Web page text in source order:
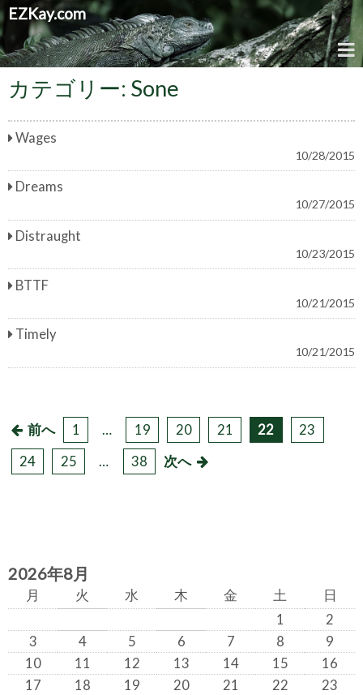
EZKay.com
カテゴリー: Sone
Wages
10/28/2015
Dreams
10/27/2015
Distraught
10/23/2015
BTTF
10/21/2015
Timely
10/21/2015
投
稿
ー
ジ
送
り
前へ 1 … 19 20 21 22
23
24
25 … 38 次へ
2026年8月
月 火 水 木 金 土
日
1
2
3
4 5 6 7 8
9
10
11 12 13 14 15
16
17
18 19 20 21 22
23